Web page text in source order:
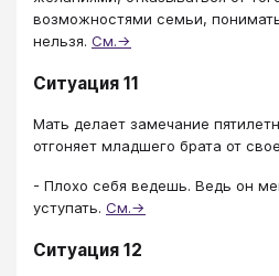
возможностями семьи,
нельзя. См.→
Ситуация 11
Мать делает замечание
отгоняет младшего брата от
- Плохо себя ведешь. Ведь он
уступать. См.→
Ситуация 12